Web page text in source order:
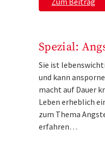
Spezial:
Sie ist
und kann
macht auf Dauer
Leben erheblich
zum Thema
erfahren…